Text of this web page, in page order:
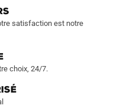
la
satisfaction est notre
choix, 24/7.